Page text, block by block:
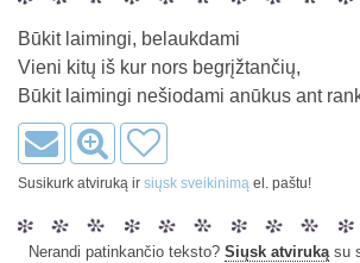
Būkit laimingi, belaukdami
Vieni kitų iš kur nors begrįžtančių,
Būkit laimingi nešiodami anūkus ant
Susikurk atviruką ir siųsk sveikinimą el. paštu!
Nerandi patinkančio teksto? Siųsk atvirukąsu